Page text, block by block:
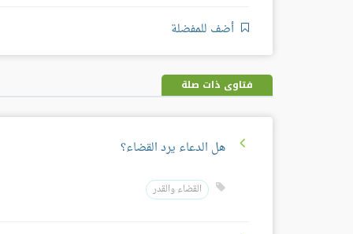
أضف للمفضلة
فتاوى ذات صلة
هل الدعاء يرد القضاء؟
القضاء والقدر